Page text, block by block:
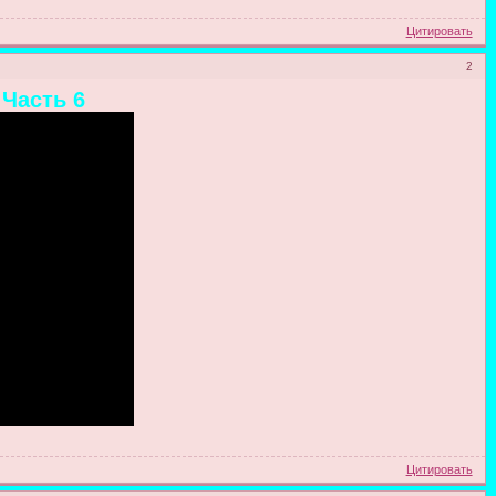
Цитировать
2
6
Цитировать